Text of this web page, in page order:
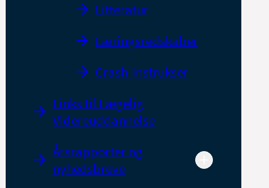
Litteratur
Læringsredskaber
Crash-instrukser
Links til Lægelig
Videreuddannelse
Årsrapporter og
nyhedsbreve